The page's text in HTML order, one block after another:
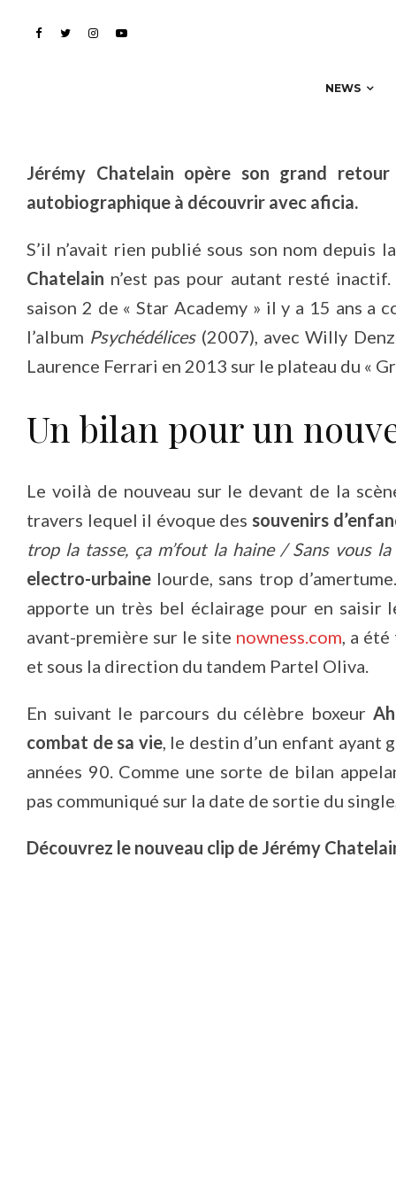
NEWS
enfance
Jérémy Chatelain opère son grand
autobiographique à découvrir avec aficia.
S’il n’avait rien publié sous son nom depuis
Chatelain n’est pas pour autant resté
saison 2 de « Star Academy » il y a 15 ans
l’album Psychédélices(2007), avec Willy
Laurence Ferrari en 2013 sur le plateau du «
Un bilan pour un
Le voilà de nouveau sur le devant de la
travers lequel il évoque des souvenirs
trop la tasse, ça m’fout la haine / Sans vous
electro-urbaine lourde, sans trop
apporte un très bel éclairage pour en saisir
avant-première sur le site nowness.com, a
et sous la direction du tandem Partel Oliva.
En suivant le parcours du célèbre boxeur
combat de sa vie, le destin d’un enfant ayant
années 90. Comme une sorte de bilan
pas communiqué sur la date de sortie du
Découvrez le nouveau clip de Jérémy